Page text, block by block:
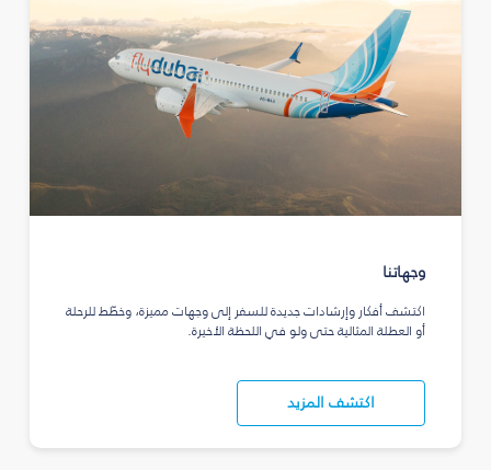
وجهاتنا
اكتشف أفكار وإرشادات جديدة للسفر إلى وجهات مميزة، وخطّط للرحلة
أو العطلة المثالية حتى ولو في اللحظة الأخيرة.
اكتشف المزيد